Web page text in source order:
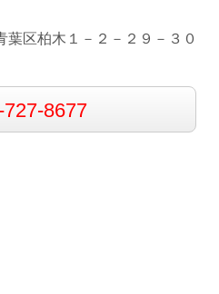
葉区柏木１－２－２９－３０
8677